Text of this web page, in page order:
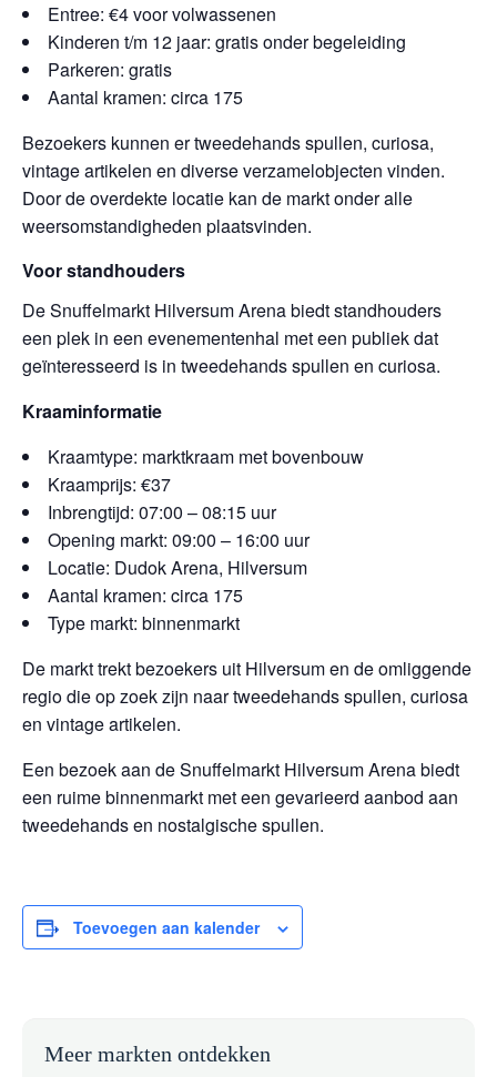
Entree: €4 voor volwassenen
Kinderen t/m 12 jaar: gratis onder begeleiding
Parkeren: gratis
Aantal kramen: circa 175
Bezoekers kunnen er tweedehands spullen, curiosa,
vintage artikelen en diverse verzamelobjecten vinden.
Door de overdekte locatie kan de markt onder alle
weersomstandigheden plaatsvinden.
Voor standhouders
De Snuffelmarkt Hilversum Arena biedt standhouders
een plek in een evenementenhal met een publiek dat
geïnteresseerd is in tweedehands spullen en curiosa.
Kraaminformatie
Kraamtype: marktkraam met bovenbouw
Kraamprijs: €37
Inbrengtijd: 07:00 – 08:15 uur
Opening markt: 09:00 – 16:00 uur
Locatie: Dudok Arena, Hilversum
Aantal kramen: circa 175
Type markt: binnenmarkt
De markt trekt bezoekers uit Hilversum en de omliggende
regio die op zoek zijn naar tweedehands spullen, curiosa
en vintage artikelen.
Een bezoek aan de Snuffelmarkt Hilversum Arena biedt
een ruime binnenmarkt met een gevarieerd aanbod aan
tweedehands en nostalgische spullen.
Toevoegen aan kalender
Meer markten ontdekken